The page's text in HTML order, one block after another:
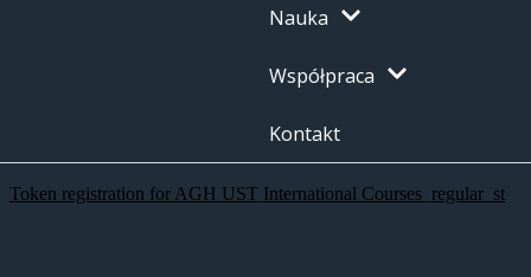
Nauka
Współpraca
Kontakt
Token registration for AGH UST International Courses_regular_st